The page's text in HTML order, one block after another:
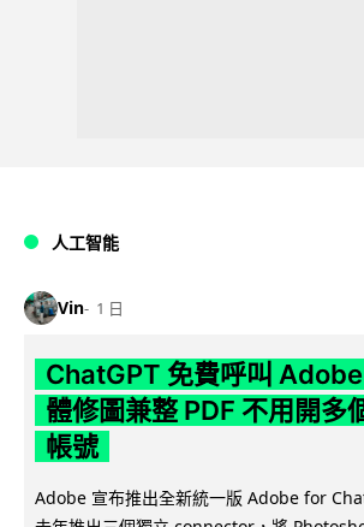
人工智能
Vin 1 日
ChatGPT 免費呼叫
體修圖兼整 PDF 不用開多
帳號
Adobe 宣布推出全新統一版 Adobe for